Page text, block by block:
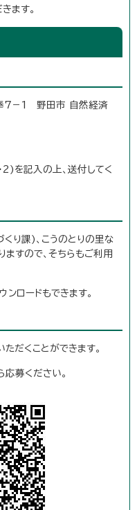
ます。
－1 野田市 自然経済
を記入の上、送付してく
り課)、こうのとりの里な
すので、そちらもご利用
ンロードもできます。
だくことができます。
応募ください。